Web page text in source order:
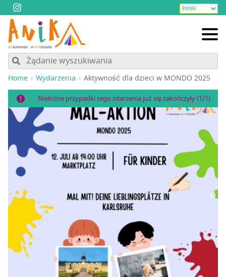
Home Wydarzenia Aktyw­ność dla dzie­ci w MONDO 2025
Niektóre przypadki tego zdarzenia już się zakończyły (1/1)